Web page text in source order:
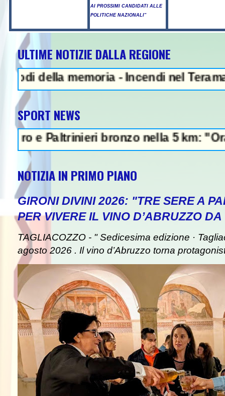
AI PROSSIMI CANDIDATI ALLE
POLITICHE NAZIONALI"
ULTIME NOTIZIE DALLA REGIONE
memoria - Incendi nel Teramano,
SPORT NEWS
bronzo nella 5 km: "Ora ci
NOTIZIA IN PRIMO PIANO
GIRONI DIVINI 2026: "TRE SERE A
PER VIVERE IL VINO D’ABRUZZO
TAGLIACOZZO - " Sedicesima edizione ·
agosto 2026 . Il vino d’Abruzzo torna